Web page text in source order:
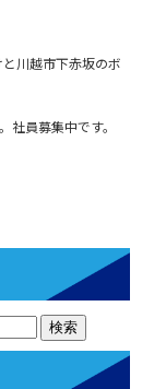
川越市下赤坂のボ
員募集中です。